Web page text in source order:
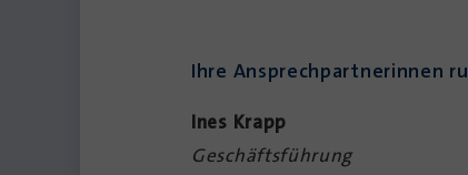
Ihre Ansprechpartnerinnen
Ines Krapp
Geschäftsführung